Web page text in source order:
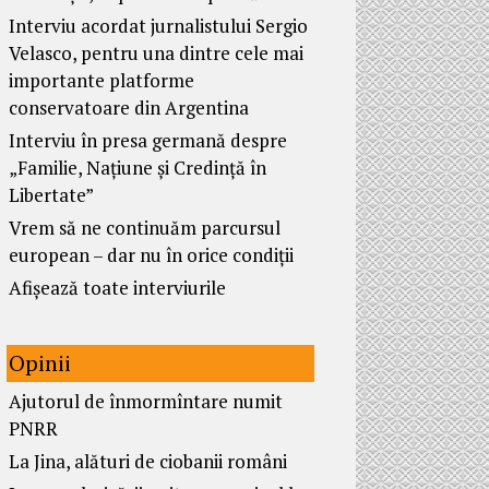
Interviu acordat jurnalistului Sergio
Velasco, pentru una dintre cele mai
importante platforme
conservatoare din Argentina
Interviu în presa germană despre
„Familie, Națiune și Credință în
Libertate”
Vrem să ne continuăm parcursul
european – dar nu în orice condiții
Afișează toate interviurile
Opinii
Ajutorul de înmormîntare numit
PNRR
La Jina, alături de ciobanii români